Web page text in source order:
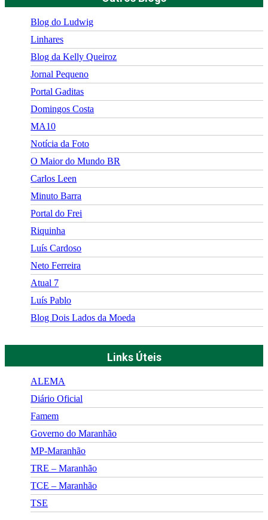
Blog do Ludwig
Linhares
Blog da Kelly Queiroz
Jornal Pequeno
Portal Gaditas
Domingos Costa
MA10
Notícia da Foto
O Maior do Mundo BR
Carlos Leen
Minuto Barra
Portal do Frei
Riquinha
Luís Cardoso
Neto Ferreira
Atual 7
Luís Pablo
Blog Dois Lados da Moeda
Links Úteis
ALEMA
Diário Oficial
Famem
Governo do Maranhão
MP-Maranhão
TRE – Maranhão
TCE – Maranhão
TSE